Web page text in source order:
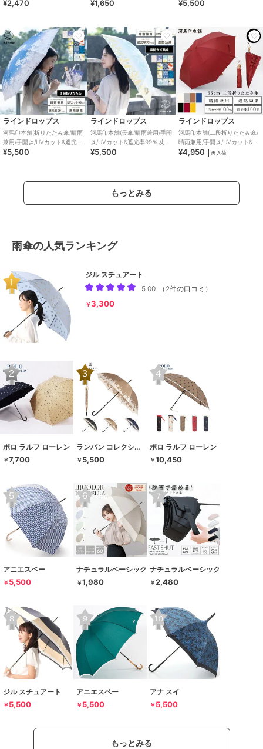
サ かさ 和柄 撥水
¥2,470 ファスナー、和柄、おしゃれ)
¥1,650
99％以上/遮熱/はっ水/和柄/寒
¥5,500
ラインドロップス
河馬印本舗(折りたたみ傘/晴雨
兼用/手開き/UVカット&遮光率
99％以上/遮熱/はっ水/和柄/寒
¥5,500
ラインドロップス
河馬印本舗(長傘/晴雨兼用/手開
き/UVカット&遮光率99％以上/
遮熱/はっ水/和柄/寒竹)
¥5,500
ラインドロップス
河馬印本舗(二段折りたたみ傘/
晴雨兼用/手開き/UVカット&遮
光率100％以上/遮熱/無地/寒竹)
¥4,950 再入荷
もっとみる
雨傘の人気ランキング
ジル スチュアート
5.00
（ 2件の口コミ ）
￥3,300
ポロ ラルフ ローレン
￥7,700
ランバン コレクション
￥ 5,500
ポロ ラルフ ローレン
￥10,450
アニエスベー
￥ 5,500
ナチュラルベーシック
￥1,980
ナチュラルベーシック
￥2,480
ジル スチュアート
￥ 5,500
アニエスベー
￥ 5,500
アナ スイ
￥ 5,500
もっとみる